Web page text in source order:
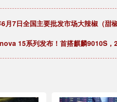
月7日全国主要批发市场大辣椒（甜
15系列发布！首搭麒麟9010S，